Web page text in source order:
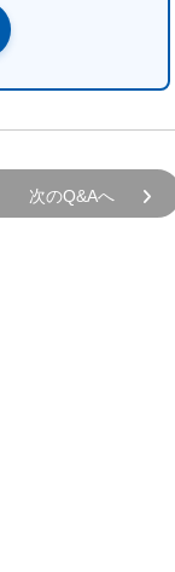
次のQ&Aへ